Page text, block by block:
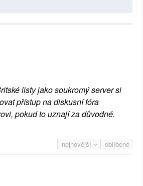
listy jako soukromý server si
přístup na diskusní fóra
pokud to uznají za důvodné.
nejnovější oblíbené